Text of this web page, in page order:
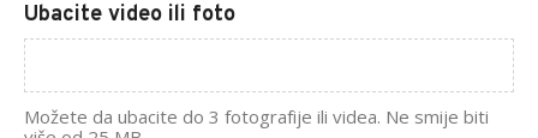
Ubacite video ili foto
Možete da ubacite do 3 fotografije ili videa. Ne smije biti